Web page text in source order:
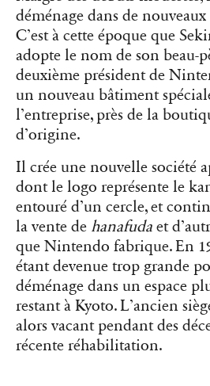
déménage dans de
C’est à cette époque que
adopte le nom de son beau-
deuxième président de
un nouveau bâtiment
l’entreprise, près de la
d’origine.
Il crée une nouvelle société
dont le logo représente le
entouré d’un cercle, et
la vente de hanafuda et
que Nintendo fabrique. En
étant devenue trop grande
déménage dans un espace
restant à Kyoto. L’ancien
alors vacant pendant des
récente réhabilitation.